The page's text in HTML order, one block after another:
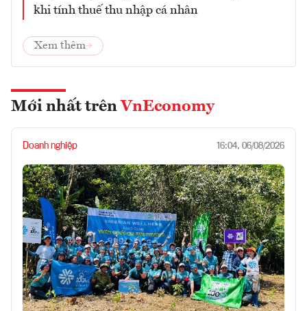
khi tính thuế thu nhập cá nhân
Xem thêm
Mới nhất trên VnEconomy
Doanh nghiệp 16:04, 06/08/2026